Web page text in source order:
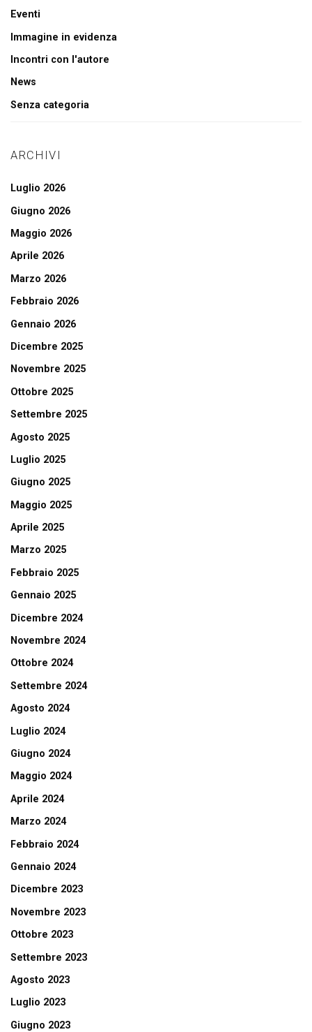
Eventi
Immagine in evidenza
Incontri con l'autore
News
Senza categoria
ARCHIVI
Luglio 2026
Giugno 2026
Maggio 2026
Aprile 2026
Marzo 2026
Febbraio 2026
Gennaio 2026
Dicembre 2025
Novembre 2025
Ottobre 2025
Settembre 2025
Agosto 2025
Luglio 2025
Giugno 2025
Maggio 2025
Aprile 2025
Marzo 2025
Febbraio 2025
Gennaio 2025
Dicembre 2024
Novembre 2024
Ottobre 2024
Settembre 2024
Agosto 2024
Luglio 2024
Giugno 2024
Maggio 2024
Aprile 2024
Marzo 2024
Febbraio 2024
Gennaio 2024
Dicembre 2023
Novembre 2023
Ottobre 2023
Settembre 2023
Agosto 2023
Luglio 2023
Giugno 2023